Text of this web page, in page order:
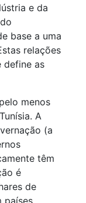
e da
base a uma
relações
define as
menos
A
(a
têm
é
de
países